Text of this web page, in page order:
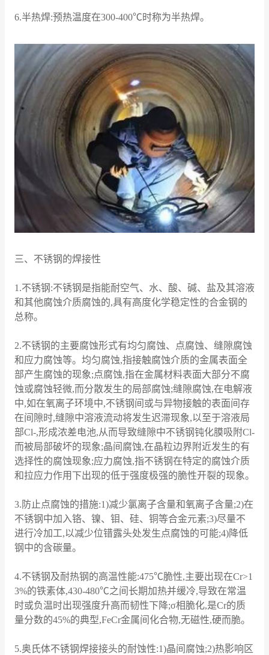
6.半热焊:预热温度在300-400℃时称为半热焊。
三、不锈钢的焊接性
1.不锈钢:不锈钢是指能耐空气、水、酸、碱、盐及其溶液
和其他腐蚀介质腐蚀的,具有高度化学稳定性的合金钢的
总称。
2.不锈钢的主要腐蚀形式有均匀腐蚀、点腐蚀、缝隙腐蚀
和应力腐蚀等。均匀腐蚀,指接触腐蚀介质的金属表面全
部产生腐蚀的现象;点腐蚀,指在金属材料表面大部分不腐
蚀或腐蚀轻微,而分散发生的局部腐蚀;缝隙腐蚀,在电解液
中,如在氧离子环境中,不锈钢间或与异物接触的表面间存
在间隙时,缝隙中溶液流动将发生迟滞现象,以至于溶液局
部Cl-,形成浓差电池,从而导致缝隙中不锈钢钝化膜吸附Cl-
而被局部破坏的现象;晶间腐蚀,在晶粒边界附近发生的有
选择性的腐蚀现象;应力腐蚀,指不锈钢在特定的腐蚀介质
和拉应力作用下出现的低于强度极强的脆性开裂的现象。
3.防止点腐蚀的措施:1)减少氯离子含量和氧离子含量;2)在
不锈钢中加入铬、镍、钼、硅、铜等合金元素;3)尽量不
进行冷加工,以减少位错露头处发生点腐蚀的可能;4)降低
钢中的含碳量。
4.不锈钢及耐热钢的高温性能:475℃脆性,主要出现在Cr>1
3%的铁素体,430-480℃之间长期加热并缓冷,导致在常温
时或负温时出现强度升高而韧性下降;σ相脆化,是Cr的质
量分数的45%的典型,FeCr金属间化合物,无磁性,硬而脆。
5.奥氏体不锈钢焊接接头的耐蚀性:1)晶间腐蚀;2)热影响区